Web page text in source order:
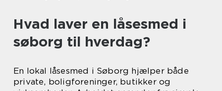
Hvad laver en låsesmed i
søborg til hverdag?
En lokal låsesmed i Søborg hjælper både
private, boligforeninger, butikker og